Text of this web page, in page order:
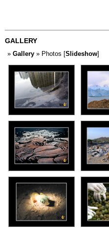
GALLERY
» Gallery » Photos [Slideshow]